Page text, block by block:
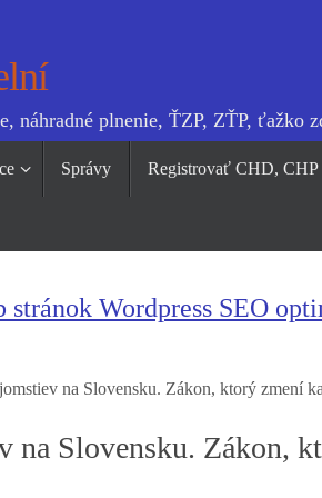
náhradné plnenie, ŤZP, ZŤP, ťažko
Správy Registrovať CHD, CHP
stránok Wordpress SEO
na Slovensku. Zákon, ktorý zmení
na Slovensku. Zákon,